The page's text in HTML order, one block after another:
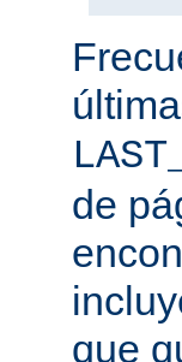
de
que